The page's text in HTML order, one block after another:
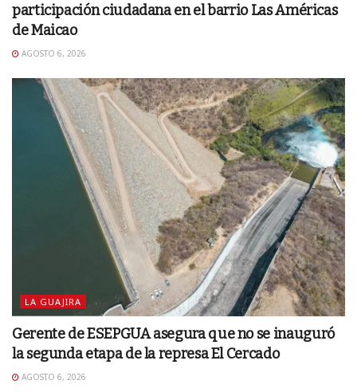
participación ciudadana en el barrio Las Américas
de Maicao
AGOSTO 6, 2026
LA GUAJIRA
Gerente de ESEPGUA asegura que no se inauguró
la segunda etapa de la represa El Cercado
AGOSTO 6, 2026